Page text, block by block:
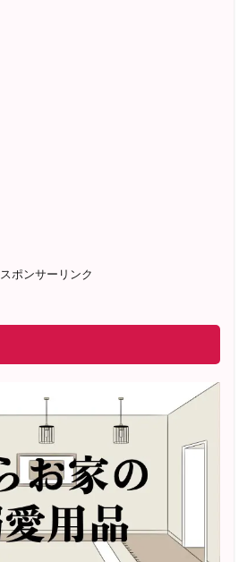
スポンサーリンク